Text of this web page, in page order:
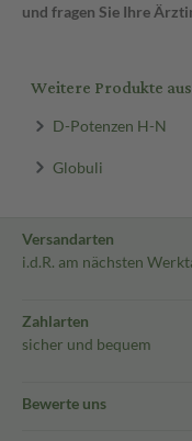
und fragen Sie Ihre
Weitere Produkte
D-Potenzen H-N
Globuli
Versandarten
i.d.R. am nächsten
Zahlarten
sicher und bequem
Bewerte uns